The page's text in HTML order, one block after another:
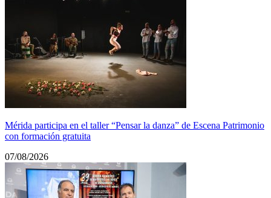
Mérida participa en el taller “Pensar la danza” de Escena Patrimonio
con formación gratuita
07/08/2026